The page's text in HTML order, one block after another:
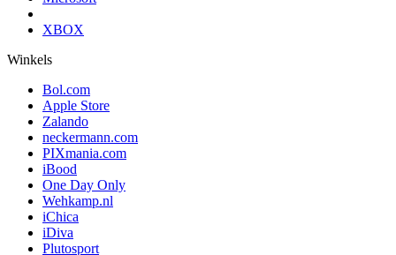
XBOX
Winkels
Bol.com
Apple Store
Zalando
neckermann.com
PIXmania.com
iBood
One Day Only
Wehkamp.nl
iChica
iDiva
Plutosport